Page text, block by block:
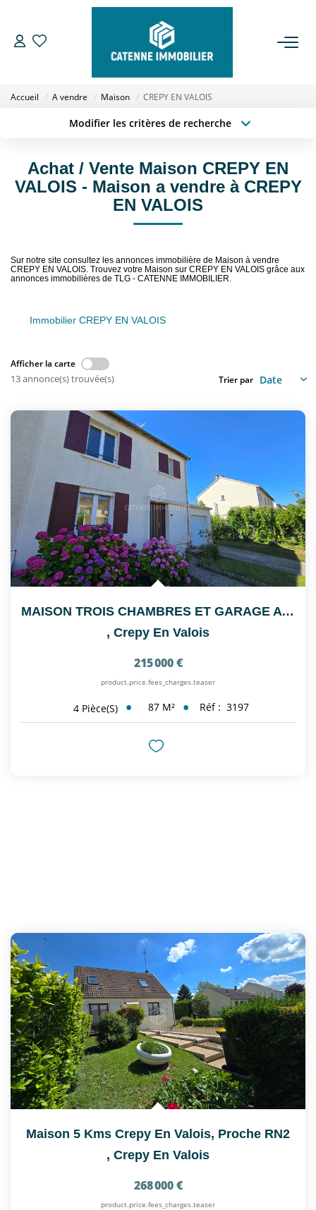
GESTION
Qui Sommes Nous
Nous Rejoindre
Accueil A vendre Maison CREPY EN VALOIS
Modifier les critères de recherche
Sélectionnez...
Type de bien
Surface min
Achat / Vente Maison CREPY EN
VALOIS - Maison a vendre à CREPY
EN VALOIS
Sur notre site consultez les annonces immobilière de Maison à vendre
CREPY EN VALOIS. Trouvez votre Maison sur CREPY EN VALOIS grâce aux
annonces immobilières de TLG - CATENNE IMMOBILIER.
Immobilier CREPY EN VALOIS
Afficher la carte
13 annonce(s) trouvée(s) Trier par
MAISON TROIS CHAMBRES ET GARAGE A CREPY-EN-VALOIS
, Crepy En Valois
215 000 €
product.price.fees_charges.teaser
4 Pièce(s) 87 M² Réf : 3197
Maison 5 Kms Crepy En Valois, Proche RN2
, Crepy En Valois
268 000 €
product.price.fees_charges.teaser